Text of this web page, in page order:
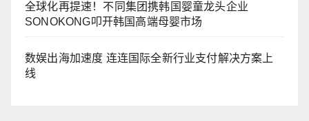
全球化再提速！不同集团携韩国婴童龙头企业
SONOKONG叩开韩国高端母婴市场
数娱出海加速度 连连国际全新行业支付解决方案上
线